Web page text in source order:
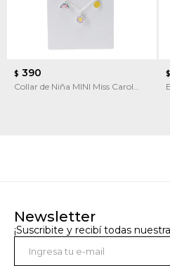
$ 390
Collar de Niña MINI Miss Carol
$
Newsletter
¡Suscribite y recibí todas